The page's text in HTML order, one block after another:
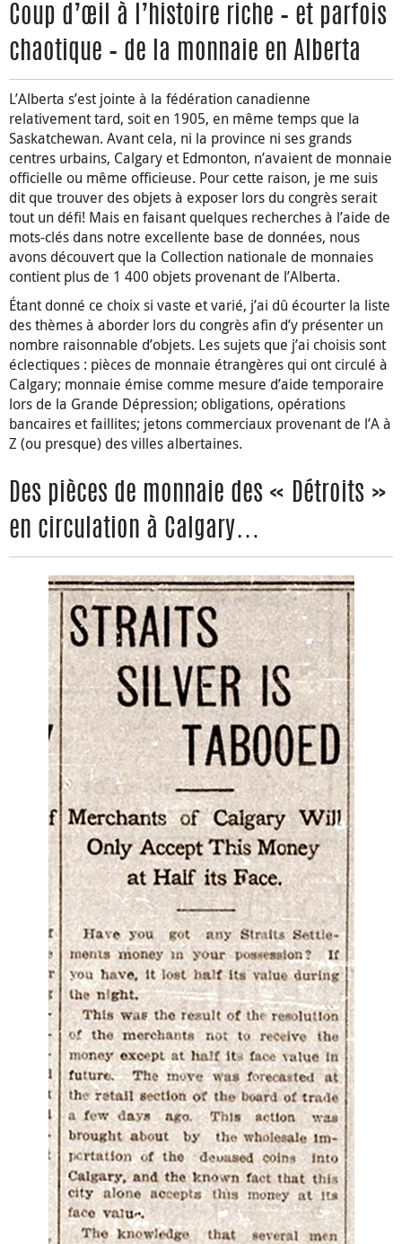
Coup d’œil à l’histoire riche – et parfois
chaotique – de la monnaie en Alberta
L’Alberta s’est jointe à la fédération canadienne
relativement tard, soit en 1905, en même temps que la
Saskatchewan. Avant cela, ni la province ni ses grands
centres urbains, Calgary et Edmonton, n’avaient de monnaie
officielle ou même officieuse. Pour cette raison, je me suis
dit que trouver des objets à exposer lors du congrès serait
tout un défi! Mais en faisant quelques recherches à l’aide de
mots-clés dans notre excellente base de données, nous
avons découvert que la Collection nationale de monnaies
contient plus de 1 400 objets provenant de l’Alberta.
Étant donné ce choix si vaste et varié, j’ai dû écourter la liste
des thèmes à aborder lors du congrès afin d’y présenter un
nombre raisonnable d’objets. Les sujets que j’ai choisis sont
éclectiques : pièces de monnaie étrangères qui ont circulé à
Calgary; monnaie émise comme mesure d’aide temporaire
lors de la Grande Dépression; obligations, opérations
bancaires et faillites; jetons commerciaux provenant de l’A à
Z (ou presque) des villes albertaines.
Des pièces de monnaie des « Détroits »
en circulation à Calgary…